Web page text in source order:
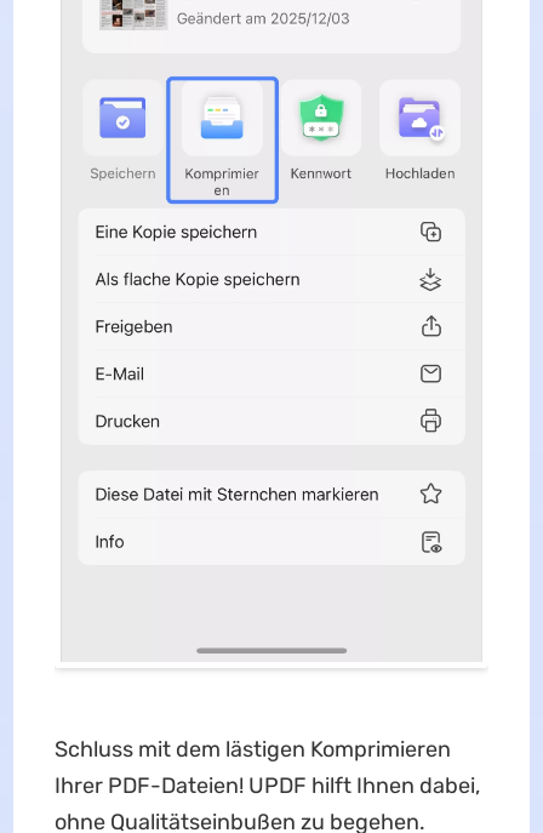
Schluss mit dem lästigen Komprimieren
Ihrer PDF-Dateien! UPDF hilft Ihnen dabei,
ohne Qualitätseinbußen zu begehen.